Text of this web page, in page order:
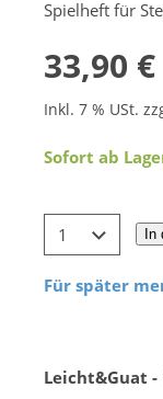
Spielheft für
33,90 €
Inkl. 7 % USt.
Sofort ab
In
Für später
Leicht&Guat